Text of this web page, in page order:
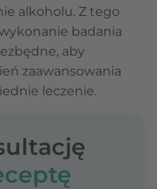
alkoholu. Z tego
badania
aby
zaawansowania
leczenie.